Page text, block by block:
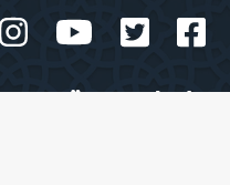
روابط سريعة